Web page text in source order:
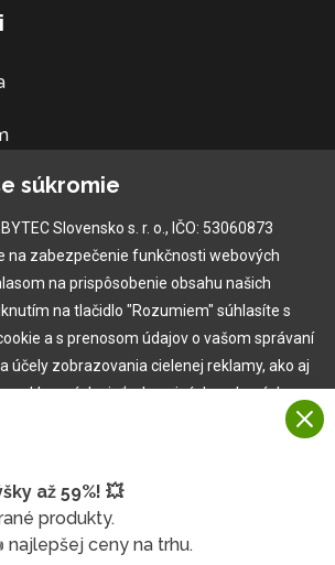
ceny
až 59%! 💥
produkty.
najlepšej ceny na trhu.
súkromie
Slovensko s. r. o., IČO: 53060873
na zabezpečenie funkčnosti webových
na prispôsobenie obsahu našich
na tlačidlo "Rozumiem" súhlasíte s
a s prenosom údajov o vašom správaní
účely zobrazovania cielenej reklamy, ako aj
reklamných sieťach na iných webových
stránkach používame niekoľko kategórií
Rozumiem